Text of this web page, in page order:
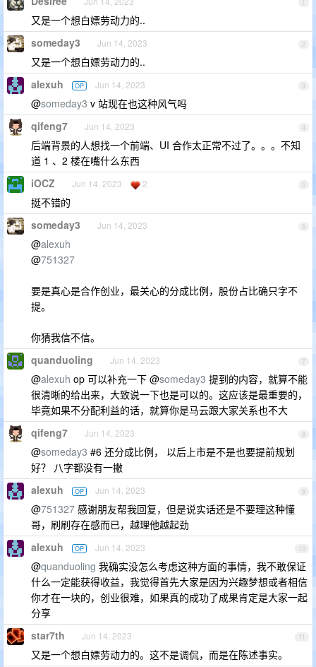
1
又是一个想白嫖劳动力的..
2
someday3 Jun 14, 2023
又是一个想白嫖劳动力的..
3
alexuh OP Jun 14, 2023
@someday3 v 站现在也这种风气吗
4
qifeng7 Jun 14, 2023
后端背景的人想找一个前端、UI 合作太正常不过了。。。不知
道 1 、2 楼在嘴什么东西
5
iOCZ Jun 14, 2023 2
挺不错的
6
someday3 Jun 14, 2023
@alexuh
@751327
要是真心是合作创业，最关心的分成比例，股份占比确只字不
提。
你猜我信不信。
7
quanduoling Jun 14, 2023
@alexuh op 可以补充一下 @someday3 提到的内容，就算不能
很清晰的给出来，大致说一下也是可以的。这应该是最重要的，
毕竟如果不分配利益的话，就算你是马云跟大家关系也不大
8
qifeng7 Jun 14, 2023
@someday3 #6 还分成比例， 以后上市是不是也要提前规划
好？ 八字都没有一撇
9
alexuh OP Jun 14, 2023
@751327 感谢朋友帮我回复，但是说实话还是不要理这种懂
哥，刷刷存在感而已，越理他越起劲
10
alexuh OP Jun 14, 2023
@quanduoling 我确实没怎么考虑这种方面的事情，我不敢保证
什么一定能获得收益，我觉得首先大家是因为兴趣梦想或者相信
你才在一块的，创业很难，如果真的成功了成果肯定是大家一起
分享
11
star7th Jun 14, 2023
又是一个想白嫖劳动力的。这不是调侃，而是在陈述事实。